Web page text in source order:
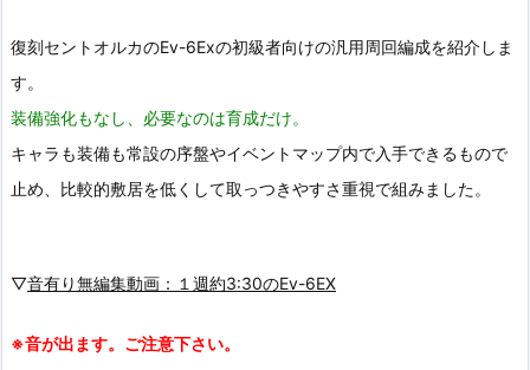
復刻セントオルカのEv-6Exの初級者向けの汎用周回編成を紹介しま
す。
装備強化もなし、必要なのは育成だけ。
キャラも装備も常設の序盤やイベントマップ内で入手できるもので
止め、比較的敷居を低くして取っつきやすさ重視で組みました。
▽音有り無編集動画：１週約3:30のEv-6EX
※音が出ます。ご注意下さい。